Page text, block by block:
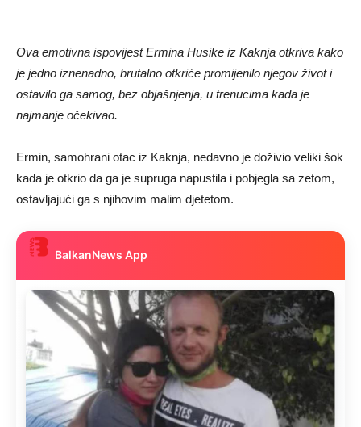
Ova emotivna ispovijest Ermina Husike iz Kaknja otkriva kako
je jedno iznenadno, brutalno otkriće promijenilo njegov život i
ostavilo ga samog, bez objašnjenja, u trenucima kada je
najmanje očekivao.
Ermin, samohrani otac iz Kaknja, nedavno je doživio veliki šok
kada je otkrio da ga je supruga napustila i pobjegla sa zetom,
ostavljajući ga s njihovim malim djetetom.
BalkanNews App